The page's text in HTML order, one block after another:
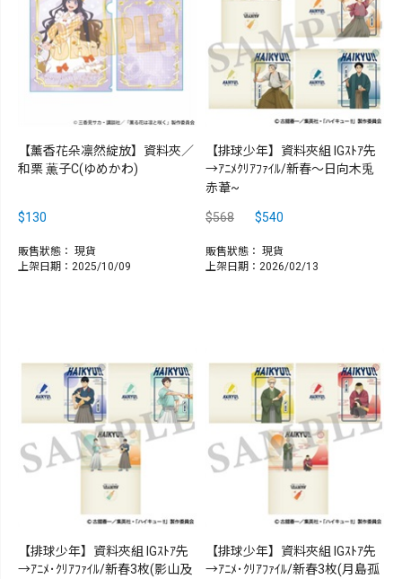
【薰香花朵凛然綻放】資料夾／
和栗 薫子C(ゆめかわ)
$130
販售狀態： 現貨
上架日期：2025/10/09
【排球少年】資料夾組 IGｽﾄｱ先
→ｱﾆﾒｸﾘｱﾌｧｲﾙ/新春～日向木兎
赤葦~
$568 $540
販售狀態： 現貨
上架日期：2026/02/13
【排球少年】資料夾組 IGｽﾄｱ先
→ｱﾆﾒ･ｸﾘｱﾌｧｲﾙ/新春3枚(影山及
【排球少年】資料夾組 IGｽﾄｱ先
→ｱﾆﾒ･ｸﾘｱﾌｧｲﾙ/新春3枚(月島孤